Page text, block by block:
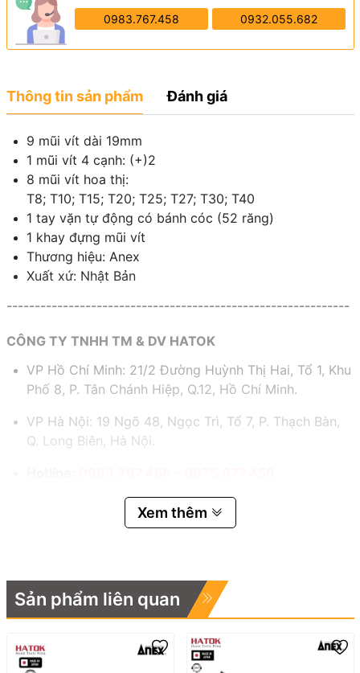
0983.767.458 0932.055.682
Thông tin sản phẩm Đánh giá
9 mũi vít dài 19mm
1 mũi vít 4 cạnh: (+)2
8 mũi vít hoa thị:
T8; T10; T15; T20; T25; T27; T30; T40
1 tay vặn tự động có bánh cóc (52 răng)
1 khay đựng mũi vít
Thương hiệu: Anex
Xuất xứ: Nhật Bản
-------------------------------------------------------------
CÔNG TY TNHH TM & DV HATOK
VP Hồ Chí Minh: 21/2 Đường Huỳnh Thị Hai, Tổ 1, Khu
Phố 8, P. Tân Chánh Hiệp, Q.12, Hồ Chí Minh.
VP Hà Nội: 19 Ngõ 48, Ngọc Trì, Tổ 7, P. Thạch Bàn,
Q. Long Biên, Hà Nội.
hatok2012@gmail.com – sales@hatok.vn
Xem thêm
Sản phẩm liên quan